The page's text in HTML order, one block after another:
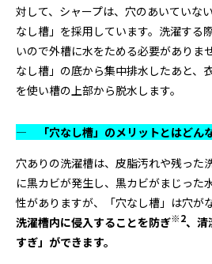
対して、シャープは、穴のあいていな
なし槽」を採用しています。洗濯する
いので外槽に水をためる必要がありま
なし槽」の底から集中排水したあと、
を使い槽の上部から脱水します。
― 「穴なし槽」のメリットとはどん
穴ありの洗濯槽は、皮脂汚れや残った
に黒カビが発生し、黒カビがまじった
性がありますが、「穴なし槽」は穴がな
洗濯槽内に侵入することを防ぎ※2、清
すぎ」ができます。